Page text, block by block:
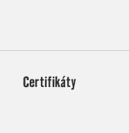
Certifikáty